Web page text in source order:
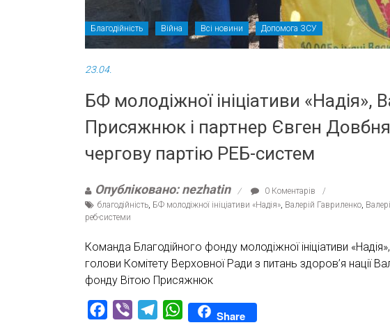
Благодійність Війна Всі новини Допомога ЗСУ
23.04.
БФ молодіжної ініціативи «Надія»,
Присяжнюк і партнер Євген
чергову партію РЕБ-систем
Опубліковано: nezhatin
0 Коментарів
благодійність БФ молодіжної ініціативи «Надія» Валерій Гавриленко
реб-системи
Команда Благодійного фонду молодіжної ініціативи
голови Комітету Верховної Ради з питань здоров’я нації
фонду Вітою Присяжнюк
Facebook
Viber TelegramWhatsAppShare